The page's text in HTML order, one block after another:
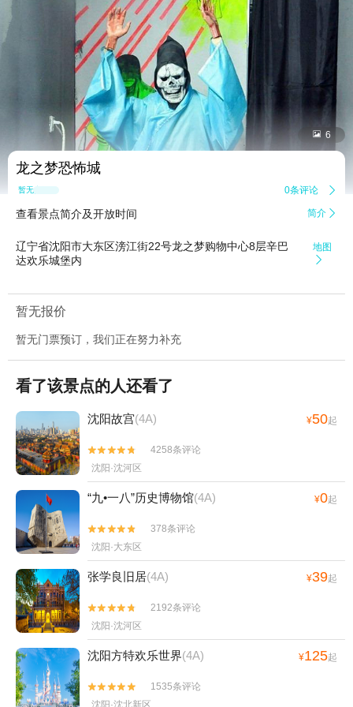
 6
龙之梦恐怖城
暂无点评 0条评论 
查看景点简介及开放时间 简介 
辽宁省沈阳市大东区滂江街22号龙之梦购物中心8层辛巴
达欢乐城堡内
地图

暂无报价
暂无门票预订，我们正在努力补充
看了该景点的人还看了
沈阳故宫(4A) ¥50起


4258条评论
沈阳·沈河区
“九•一八”历史博物馆(4A) ¥0起


378条评论
沈阳·大东区
张学良旧居(4A) ¥39起


2192条评论
沈阳·沈河区
沈阳方特欢乐世界(4A) ¥125起


1535条评论
